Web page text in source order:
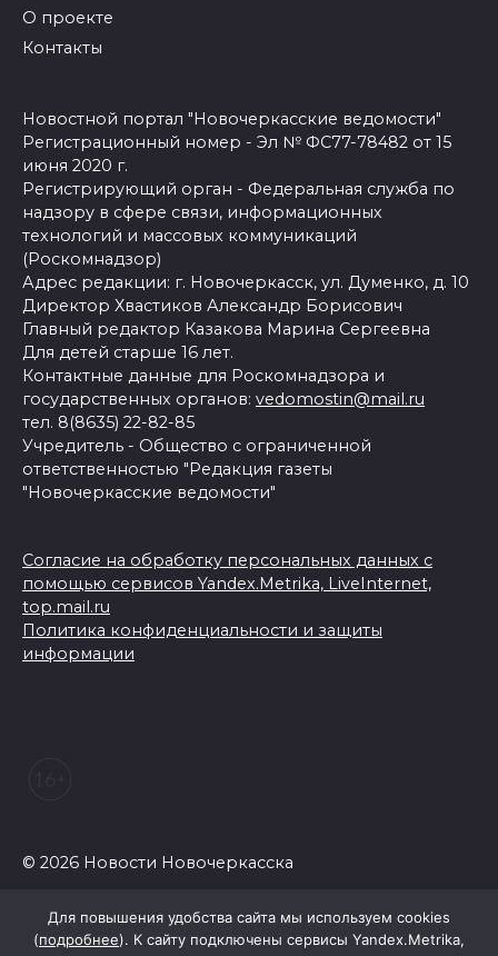
О проекте
Контакты
Новостной портал "Новочеркасские ведомости"
Регистрационный номер - Эл № ФС77-78482 от 15
июня 2020 г.
Регистрирующий орган - Федеральная служба по
надзору в сфере связи, информационных
технологий и массовых коммуникаций
(Роскомнадзор)
Адрес редакции: г. Новочеркасск, ул. Думенко, д. 10
Директор Хвастиков Александр Борисович
Главный редактор Казакова Марина Сергеевна
Для детей старше 16 лет.
Контактные данные для Роскомнадзора и
государственных органов: vedomostin@mail.ru
тел. 8(8635) 22-82-85
Учредитель - Общество с ограниченной
ответственностью "Редакция газеты
"Новочеркасские ведомости"
Согласие на обработку персональных данных с
помощью сервисов Yandex.Metrika, LiveInternet,
top.mail.ru
Политика конфиденциальности и защиты
информации
© 2026 Новости Новочеркасска
Для повышения удобства сайта мы используем cookies
(подробнее). К сайту подключены сервисы Yandex.Metrika,